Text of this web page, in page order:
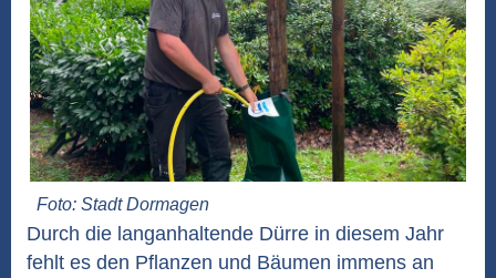
Foto: Stadt Dormagen
Durch die langanhaltende Dürre in diesem Jahr
fehlt es den Pflanzen und Bäumen immens an